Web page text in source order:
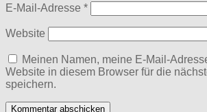
E-Mail-Adresse *
Website
Meinen Namen, meine E-Mail-
Website in diesem Browser für die
speichern.